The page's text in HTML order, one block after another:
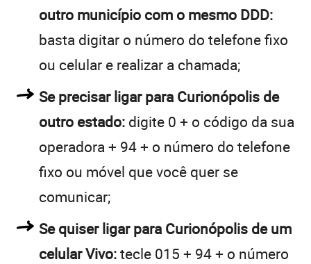
outro município com o mesmo DDD:
basta digitar o número do telefone fixo
ou celular e realizar a chamada;
Se precisar ligar para Curionópolis de
outro estado: digite 0 + o código da sua
operadora + 94 + o número do telefone
fixo ou móvel que você quer se
comunicar;
Se quiser ligar para Curionópolis de um
celular Vivo:tecle 015 + 94 + o número